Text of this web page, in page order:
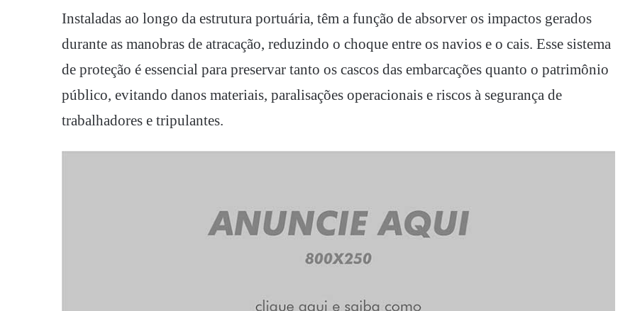
Instaladas ao longo da estrutura portuária, têm a função de absorver os impactos gerados
durante as manobras de atracação, reduzindo o choque entre os navios e o cais. Esse sistema
de proteção é essencial para preservar tanto os cascos das embarcações quanto o patrimônio
público, evitando danos materiais, paralisações operacionais e riscos à segurança de
trabalhadores e tripulantes.